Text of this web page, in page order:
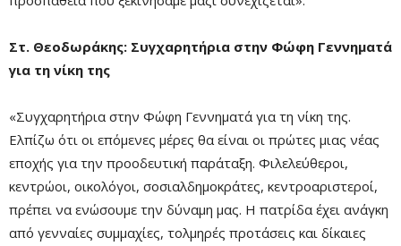
Στ. Θεοδωράκης: Συγχαρητήρια στην Φώφη Γεννηματά
για τη νίκη της
«Συγχαρητήρια στην Φώφη Γεννηματά για τη νίκη της.
Ελπίζω ότι οι επόμενες μέρες θα είναι οι πρώτες μιας νέας
εποχής για την προοδευτική παράταξη. Φιλελεύθεροι,
κεντρώοι, οικολόγοι, σοσιαλδημοκράτες, κεντροαριστεροί,
πρέπει να ενώσουμε την δύναμη μας. Η πατρίδα έχει ανάγκη
από γενναίες συμμαχίες, τολμηρές προτάσεις και δίκαιες